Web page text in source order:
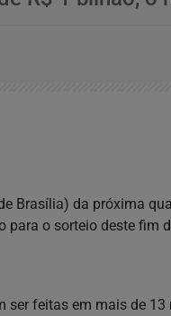
Brasília) da próxima
para o sorteio deste fim
ser feitas em mais de 13